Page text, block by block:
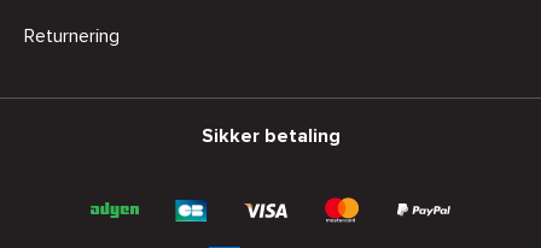
Returnering
Sikker betaling